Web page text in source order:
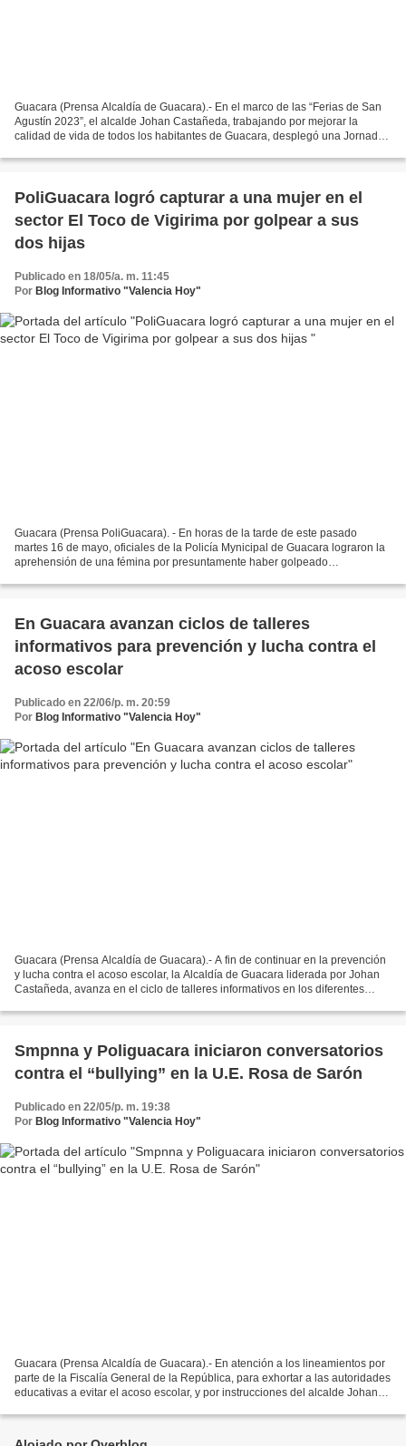
Guacara (Prensa Alcaldía de Guacara).- En el marco de las “Ferias de San
Agustín 2023”, el alcalde Johan Castañeda, trabajando por mejorar la
calidad de vida de todos los habitantes de Guacara, desplegó una Jornada
PoliGuacara logró capturar a una mujer en el
sector El Toco de Vigirima por golpear a sus
dos hijas
Publicado en 18/05/a. m. 11:45
Por Blog Informativo "Valencia Hoy"
Guacara (Prensa PoliGuacara). - En horas de la tarde de este pasado
martes 16 de mayo, oficiales de la Policía Mynicipal de Guacara lograron la
aprehensión de una fémina por presuntamente haber golpeado
En Guacara avanzan ciclos de talleres
informativos para prevención y lucha contra el
acoso escolar
Publicado en 22/06/p. m. 20:59
Por Blog Informativo "Valencia Hoy"
Guacara (Prensa Alcaldía de Guacara).- A fin de continuar en la prevención
y lucha contra el acoso escolar, la Alcaldía de Guacara liderada por Johan
Castañeda, avanza en el ciclo de talleres informativos en los diferentes
Smpnna y Poliguacara iniciaron conversatorios
contra el “bullying” en la U.E. Rosa de Sarón
Publicado en 22/05/p. m. 19:38
Por Blog Informativo "Valencia Hoy"
Guacara (Prensa Alcaldía de Guacara).- En atención a los lineamientos por
parte de la Fiscalía General de la República, para exhortar a las autoridades
educativas a evitar el acoso escolar, y por instrucciones del alcalde Johan